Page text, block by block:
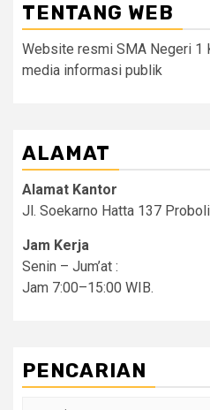
TENTANG WEB
Website resmi SMA Negeri 1
media informasi publik
ALAMAT
Alamat Kantor
Jl. Soekarno Hatta 137
Jam Kerja
Senin – Jum’at :
Jam 7:00–15:00 WIB.
PENCARIAN
Search